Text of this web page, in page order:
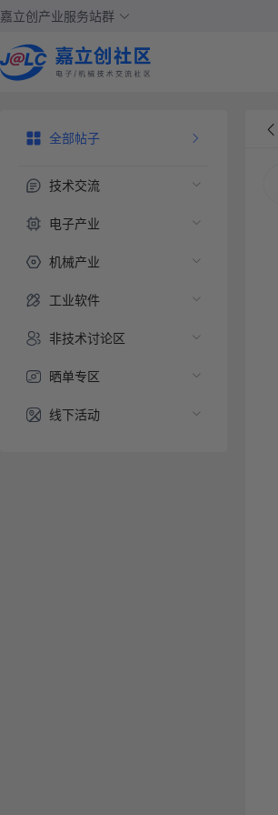
嘉立创产业服务站群
全部帖子
技术交流
电子产业
机械产业
工业软件
非技术讨论区
晒单专区
线下活动